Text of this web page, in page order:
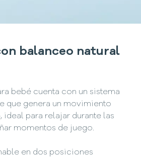
balanceo natural
bebé cuenta con un sistema
que genera un movimiento
ideal para relajar durante las
momentos de juego.
en dos posiciones